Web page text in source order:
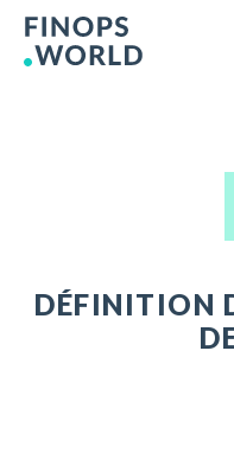
DÉFINITION